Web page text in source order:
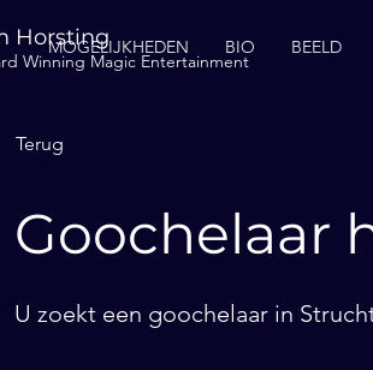
Horsting
Winning Magic Entertainment
MOGELIJKHEDEN BIO BEELD
Terug
Goochelaar
U zoekt een goochelaar in